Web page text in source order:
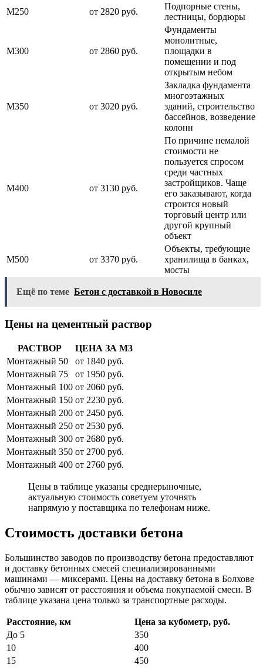
М250
от 2820 руб.
Подпорные стены,
лестницы, бордюры
М300 от 2860 руб.
Фундаменты
монолитные,
площадки в
помещении и под
открытым небом
М350 от 3020 руб.
Закладка фундамента
многоэтажных
зданий, строительство
бассейнов, возведение
колонн
М400 от 3130 руб.
По причине немалой
стоимости не
пользуется спросом
среди частных
застройщиков. Чаще
его заказывают, когда
строится новый
торговый центр или
другой крупный
объект
М500 от 3370 руб.
Объекты, требующие
хранилища в банках,
мосты
Ещё по теме Бетон с доставкой в Новосиле
Цены на цементный раствор
РАСТВОР
ЦЕНА ЗА М3
Монтажный 50
от 1840 руб.
Монтажный 75
от 1950 руб.
Монтажный 100 от 2060 руб.
Монтажный 150 от 2230 руб.
Монтажный 200 от 2450 руб.
Монтажный 250 от 2530 руб.
Монтажный 300 от 2680 руб.
Монтажный 350 от 2700 руб.
Монтажный 400 от 2760 руб.
Цены в таблице указаны среднерыночные,
актуальную стоимость советуем уточнять
напрямую у поставщика по телефонам ниже.
Стоимость доставки бетона
Большинство заводов по производству бетона предоставляют
и доставку бетонных смесей специализированными
машинами — миксерами. Цены на доставку бетона в Болхове
обычно зависят от расстояния и объема покупаемой смеси. В
таблице указана цена только за транспортные расходы.
Расстояние, км
Цена за кубометр, руб.
До 5
350
10
400
15
450